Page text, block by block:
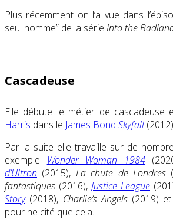
Plus récemment on l’a vue dans
seul homme” de la série Into the
Cascadeuse
Elle débute le métier de cascadeuse
Harris dans le James Bond Skyfall
Par la suite elle travaille sur de
exemple
Wonder Woman 1984
d’Ultron (2015), La chute de Londres
fantastiques (2016), Justice League
Story(2018), Charlie’s Angels(2019) et
pour ne cité que cela.